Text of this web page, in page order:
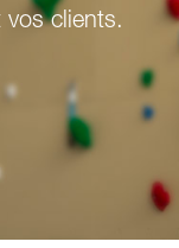
vos clients.